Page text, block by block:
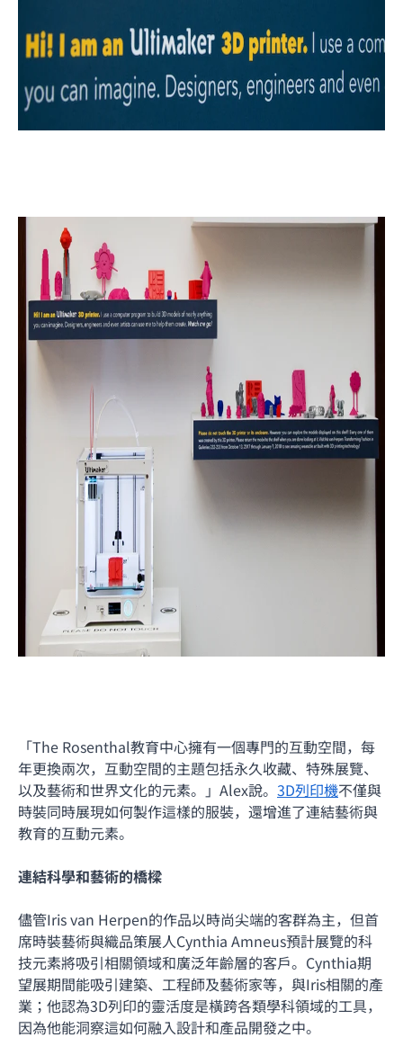
「The Rosenthal教育中心擁有一個專門的互動空間，每
年更換兩次，互動空間的主題包括永久收藏、特殊展覽、
以及藝術和世界文化的元素。」Alex說。 3D列印機不僅與
時裝同時展現如何製作這樣的服裝，還增進了連結藝術與
教育的互動元素。
連結科學和藝術的橋樑
儘管Iris van Herpen的作品以時尚尖端的客群為主，但首
席時裝藝術與織品策展人Cynthia Amneus預計展覽的科
技元素將吸引相關領域和廣泛年齡層的客戶。Cynthia期
望展期間能吸引建築、工程師及藝術家等，與Iris相關的產
業；他認為3D列印的靈活度是橫跨各類學科領域的工具，
因為他能洞察這如何融入設計和產品開發之中。